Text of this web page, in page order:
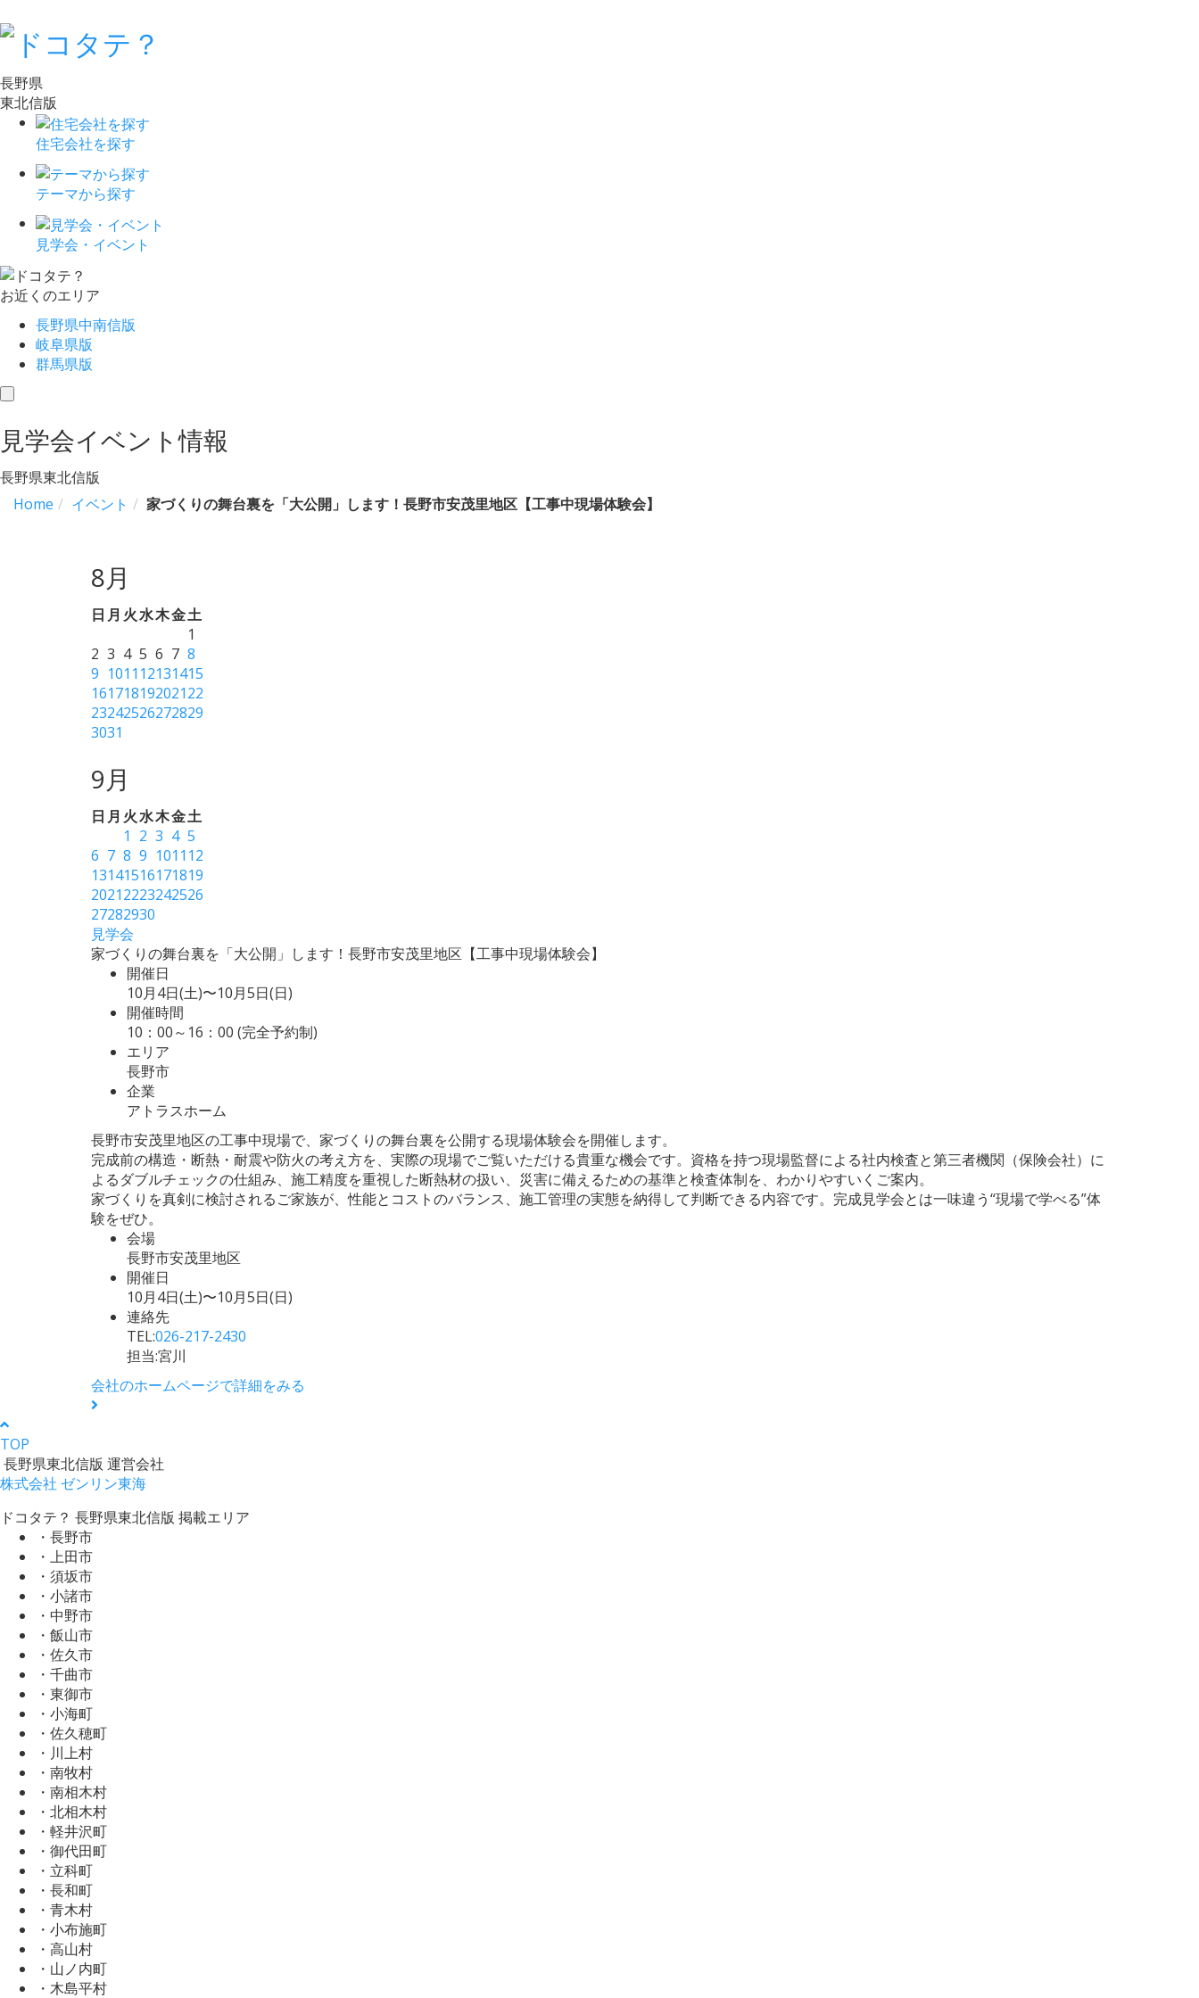
長野県
東北信版
住宅会社を探す
テーマから探す
見学会・イベント
お近くのエリア
長野県中南信版
岐阜県版
群馬県版
toggle
見学会イベント情報
長野県東北信版
Home
イベント 家づくりの舞台裏を「大公開」します！長野市安茂里地区【工事中現場体験会】
8月
日 月 火水木金土
1
2 3 4 5 6 7 8
9 1011 12131415
16171819202122
23242526272829
3031
9月
日 月 火水木金土
1 2 3 4 5
6 7 8 9 1011 12
13141516171819
20212223242526
27282930
見学会
家づくりの舞台裏を「大公開」します！長野市安茂里地区【工事中現場体験会】
開催日
10月4日(土)〜10月5日(日)
開催時間
10：00～16：00 (完全予約制)
エリア
長野市
企業
アトラスホーム
長野市安茂里地区の工事中現場で、家づくりの舞台裏を公開する現場体験会を開催します。
完成前の構造・断熱・耐震や防火の考え方を、実際の現場でご覧いただける貴重な機会です。資格を持つ現場監督による社内検査と第三者機関（保険会社）に
よるダブルチェックの仕組み、施工精度を重視した断熱材の扱い、災害に備えるための基準と検査体制を、わかりやすいくご案内。
家づくりを真剣に検討されるご家族が、性能とコストのバランス、施工管理の実態を納得して判断できる内容です。完成見学会とは一味違う“現場で学べる”体
験をぜひ。
会場
長野市安茂里地区
開催日
10月4日(土)〜10月5日(日)
連絡先
TEL:026-217-2430
担当:宮川
会社のホームページで詳細をみる
TOP
長野県東北信版 運営会社
株式会社 ゼンリン東海
ドコタテ？ 長野県東北信版 掲載エリア
・長野市
・上田市
・須坂市
・小諸市
・中野市
・飯山市
・佐久市
・千曲市
・東御市
・小海町
・佐久穂町
・川上村
・南牧村
・南相木村
・北相木村
・軽井沢町
・御代田町
・立科町
・長和町
・青木村
・小布施町
・高山村
・山ノ内町
・木島平村